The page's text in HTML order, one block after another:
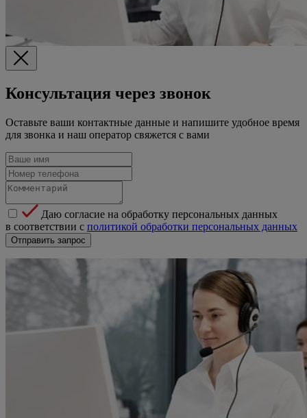
Консультация через звонок
Оставьте ваши контактные данные и напишите удобное время
для звонка и наш оператор свяжется с вами
Даю согласие на обработку персональных данных
в соответствии с политикой обработки персональных данных
Отправить запрос